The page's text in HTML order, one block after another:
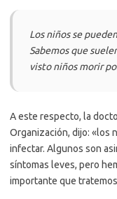
Los niños se
Sabemos que
visto niños morir
A este respecto, la
Organización, dijo: «los
infectar. Algunos son
síntomas leves, pero
importante que